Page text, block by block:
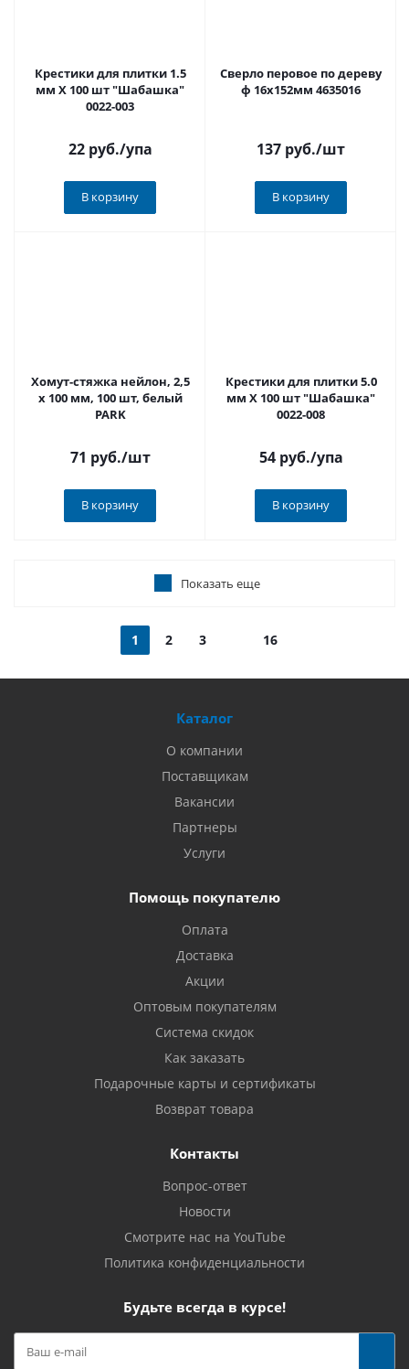
Крестики для плитки 1.5
мм Х 100 шт "Шабашка"
0022-003
22 руб./упа
В корзину
Сверло перовое по дереву
ф 16х152мм 4635016
137 руб./шт
В корзину
Хомут-стяжка нейлон, 2,5
x 100 мм, 100 шт, белый
PARK
71 руб./шт
В корзину
Крестики для плитки 5.0
мм Х 100 шт "Шабашка"
0022-008
54 руб./упа
В корзину
Показать еще
1 2 3 16
Каталог
О компании
Поставщикам
Вакансии
Партнеры
Услуги
Помощь покупателю
Оплата
Доставка
Акции
Оптовым покупателям
Система скидок
Как заказать
Подарочные карты и сертификаты
Возврат товара
Контакты
Вопрос-ответ
Новости
Смотрите нас на YouTube
Политика конфиденциальности
Будьте всегда в курсе!